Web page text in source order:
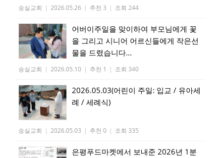
숭실교회 | 2026.05.26 | 추천 3 | 조회 244
어버이주일을 맞이하여 부모님에게 꽃
을 그리고 시니어 어르신들에게 작은선
물을 드렸습니다...
숭실교회 | 2026.05.10 | 추천 1 | 조회 340
2026.05.03(어린이 주일: 입교 / 유아세
례 / 세례식)
숭실교회 | 2026.05.03 | 추천 0 | 조회 335
은평푸드마켓에서 보내준 2026년 1분